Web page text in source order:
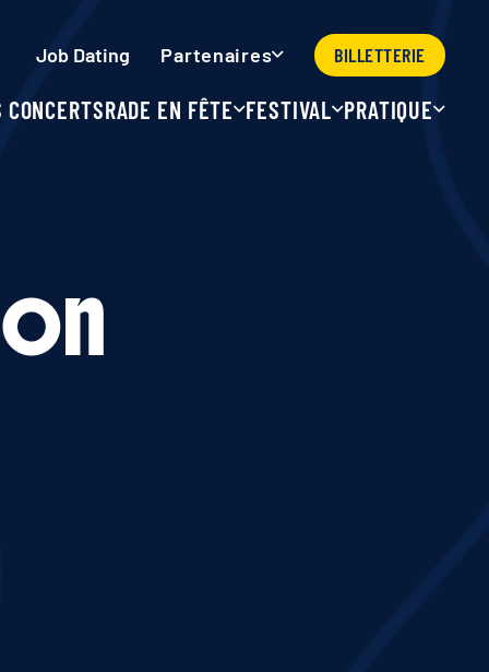
Job Dating Partenaires BILLETTERIE
CONCERTSRADE EN FÊTE FESTIVAL PRATIQUE